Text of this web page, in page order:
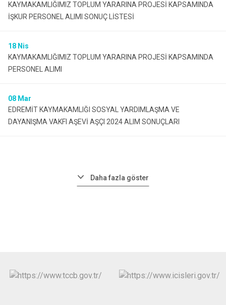
KAYMAKAMLIĞIMIZ TOPLUM YARARINA PROJESİ KAPSAMINDA
İŞKUR PERSONEL ALIMI SONUÇ LİSTESİ
18 Nis
KAYMAKAMLIĞIMIZ TOPLUM YARARINA PROJESİ KAPSAMINDA
PERSONEL ALIMI
08 Mar
EDREMİT KAYMAKAMLIĞI SOSYAL YARDIMLAŞMA VE
DAYANIŞMA VAKFI AŞEVİ AŞÇI 2024 ALIM SONUÇLARI
Daha fazla göster